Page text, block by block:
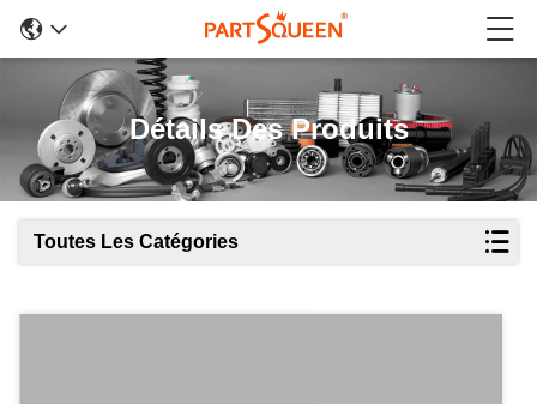
Détails Des Produits
Toutes Les Catégories